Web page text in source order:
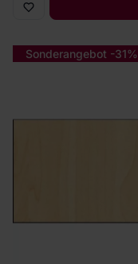
Sonderangebot -31%